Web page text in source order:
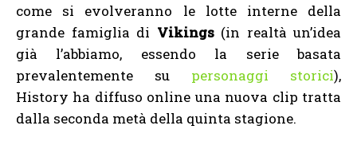
come si evolveranno le lotte interne della
grande famiglia di Vikings(in realtà un’idea
già l’abbiamo, essendo la serie basata
prevalentemente su personaggi storici),
History ha diffuso online una nuova clip tratta
dalla seconda metà della quinta stagione.